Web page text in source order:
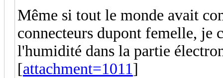
Même si tout le monde avait
connecteurs dupont femelle, je
l'humidité dans la partie
[attachment=1011]